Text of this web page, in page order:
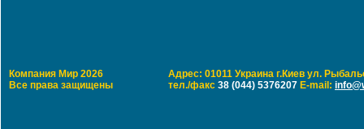
Компания Мир 2026
Все права защищены
Адрес: 01011 Украина г.Киев ул.
тел./факс 38 (044) 5376207 E-mail: